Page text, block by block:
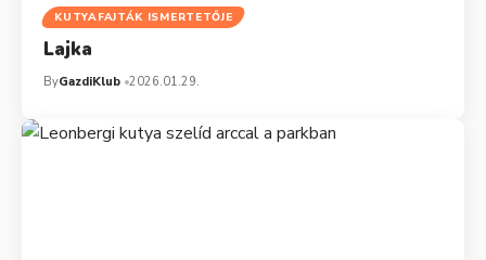
KUTYAFAJTÁK ISMERTETŐJE
Lajka
ByGazdiKlub 2026.01.29.